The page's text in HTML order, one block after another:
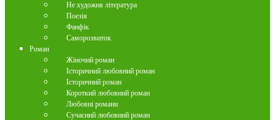
Не художня література
Поезія
Фанфік
Саморозвиток
Роман
Жіночий роман
Історичний любовний роман
Історичний роман
Короткий любовний роман
Любовні романи
Сучасний любовний роман